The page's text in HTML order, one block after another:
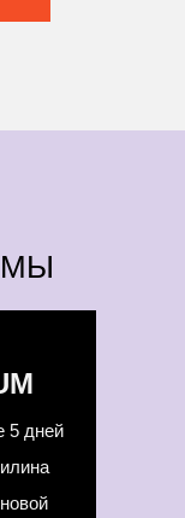
5 дней